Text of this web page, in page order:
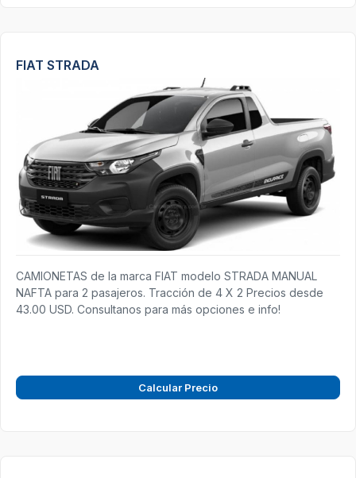
FIAT STRADA
CAMIONETAS de la marca FIAT modelo STRADA MANUAL
NAFTA para 2 pasajeros. Tracción de 4 X 2 Precios desde
43.00 USD. Consultanos para más opciones e info!
Calcular Precio